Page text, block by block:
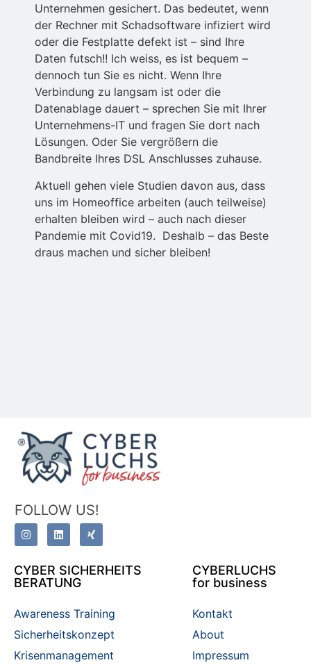
Unternehmen gesichert. Das bedeutet, wenn
der Rechner mit Schadsoftware infiziert wird
oder die Festplatte defekt ist – sind Ihre
Daten futsch!! Ich weiss, es ist bequem –
dennoch tun Sie es nicht. Wenn Ihre
Verbindung zu langsam ist oder die
Datenablage dauert – sprechen Sie mit Ihrer
Unternehmens-IT und fragen Sie dort nach
Lösungen. Oder Sie vergrößern die
Bandbreite Ihres DSL Anschlusses zuhause.
Aktuell gehen viele Studien davon aus, dass
uns im Homeoffice arbeiten (auch teilweise)
erhalten bleiben wird – auch nach dieser
Pandemie mit Covid19. Deshalb – das Beste
draus machen und sicher bleiben!
FOLLOW US!
CYBER SICHERHEITS
BERATUNG
Awareness Training
Sicherheitskonzept
Krisenmanagement
CYBERLUCHS
for business
Kontakt
About
Impressum